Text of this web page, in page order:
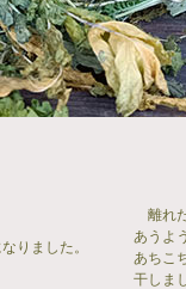
離れ
あうよ
あちこ
干しま
りました。